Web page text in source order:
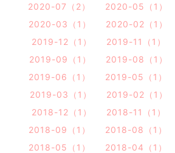
2020-07（2）
2020-05（1）
2020-03（1）
2020-02（1）
2019-12（1）
2019-11（1）
2019-09（1）
2019-08（1）
2019-06（1）
2019-05（1）
2019-03（1）
2019-02（1）
2018-12（1）
2018-11（1）
2018-09（1）
2018-08（1）
2018-05（1）
2018-04（1）